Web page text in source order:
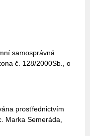
samosprávná
č. 128/2000Sb., o
prostřednictvím
Marka Semeráda,